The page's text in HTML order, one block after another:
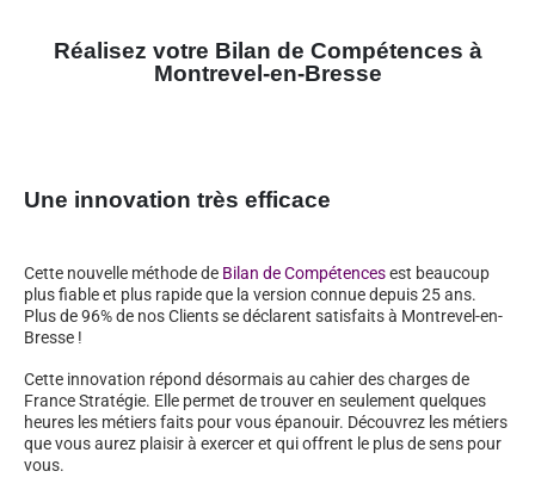
Réalisez votre Bilan de Compétences à
Montrevel-en-Bresse
Une innovation très efficace
Cette nouvelle méthode de Bilan de Compétencesest beaucoup
plus fiable et plus rapide que la version connue depuis 25 ans.
Plus de 96% de nos Clients se déclarent satisfaits à Montrevel-en-
Bresse !
Cette innovation répond désormais au cahier des charges de
France Stratégie. Elle permet de trouver en seulement quelques
heures les métiers faits pour vous épanouir. Découvrez les métiers
que vous aurez plaisir à exercer et qui offrent le plus de sens pour
vous.